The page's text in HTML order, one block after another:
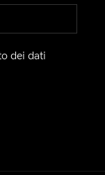
dei dati